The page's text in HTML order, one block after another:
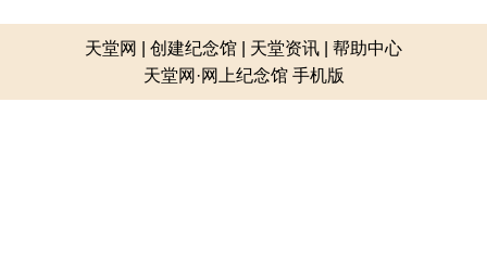
天堂网 创建纪念馆 天堂资讯
帮助中心
天堂网·网上纪念馆 手机版